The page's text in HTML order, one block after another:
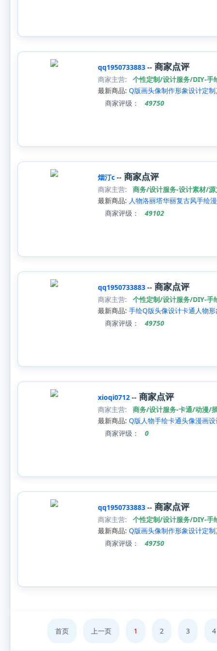
qq1950733883 -- 商家点评
商家主营:
个性定制/设计服务/DIY-手
最新商品: Q版画头像制作形象设计定
商家评级：
49750
烟汀c -- 商家点评
商家主营:
商务/设计服务-设计素材/源
最新商品: 人物洛丽塔华丽复古风手绘
商家评级：
49102
qq1950733883 -- 商家点评
商家主营:
个性定制/设计服务/DIY-手
最新商品: 手绘Q版头像设计卡通人物
商家评级：
49750
xioqi0712 -- 商家点评
商家主营:
商务/设计服务-卡通/动漫/
最新商品: Q版人物手绘卡通头像漫画
商家评级：
0
qq1950733883 -- 商家点评
商家主营:
个性定制/设计服务/DIY-手
最新商品: Q版画头像制作形象设计定
商家评级：
49750
首页 上一页 1 2 3 4